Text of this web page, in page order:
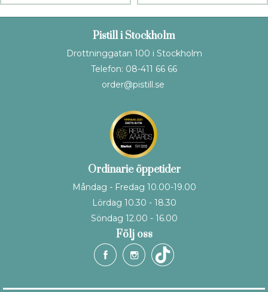
Pistill i Stockholm
Drottninggatan 100 i Stockholm
Telefon: 08-411 66 66
order@pistill.se
Ordinarie öppetider
Måndag - Fredag 10.00-19.00
Lördag 10.30 - 18.30
Söndag 12.00 - 16.00
Följ oss